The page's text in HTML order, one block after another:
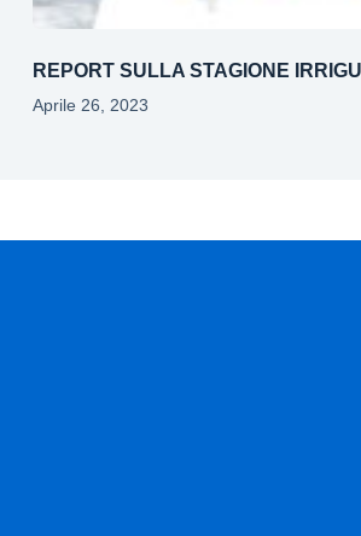
REPORT SULLA STAGIONE
Aprile 26, 2023